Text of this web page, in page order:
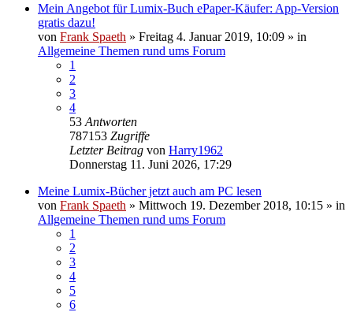
Mein Angebot für Lumix-Buch ePaper-Käufer: App-Version
gratis dazu!
von Frank Spaeth » Freitag 4. Januar 2019, 10:09 » in
Allgemeine Themen rund ums Forum
1
2
3
4
53 Antworten
787153 Zugriffe
Letzter Beitrag von Harry1962
Donnerstag 11. Juni 2026, 17:29
Meine Lumix-Bücher jetzt auch am PC lesen
von Frank Spaeth » Mittwoch 19. Dezember 2018, 10:15 » in
Allgemeine Themen rund ums Forum
1
2
3
4
5
6